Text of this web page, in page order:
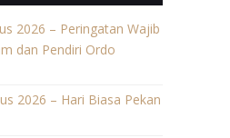
2026 – Peringatan Wajib
dan Pendiri Ordo
2026 – Hari Biasa Pekan